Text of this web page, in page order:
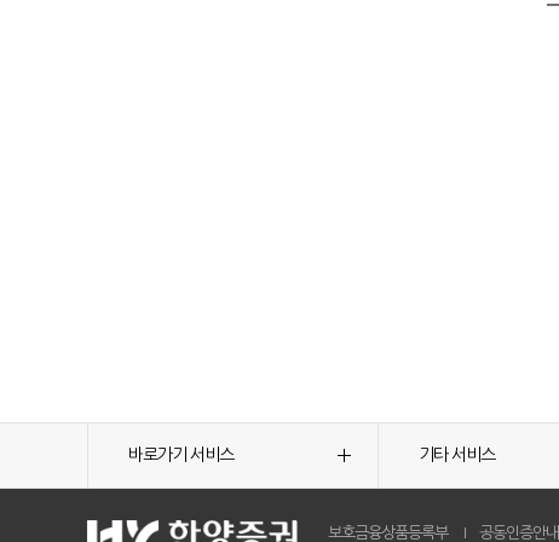
바로가기 서비스 기타 서비스
보호금융상품등록부 공동인증안내